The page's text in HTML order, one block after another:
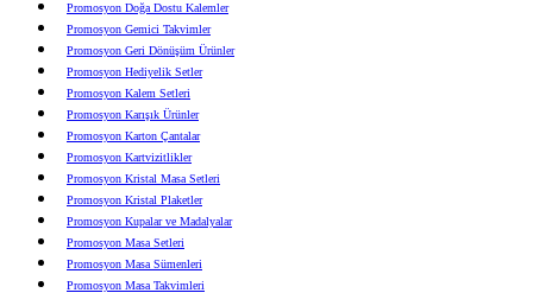
Promosyon Doğa Dostu Kalemler
Promosyon Gemici Takvimler
Promosyon Geri Dönüşüm Ürünler
Promosyon Hediyelik Setler
Promosyon Kalem Setleri
Promosyon Karışık Ürünler
Promosyon Karton Çantalar
Promosyon Kartvizitlikler
Promosyon Kristal Masa Setleri
Promosyon Kristal Plaketler
Promosyon Kupalar ve Madalyalar
Promosyon Masa Setleri
Promosyon Masa Sümenleri
Promosyon Masa Takvimleri